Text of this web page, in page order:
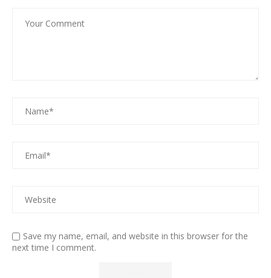
Save my name, email, and website in this browser for the
next time I comment.